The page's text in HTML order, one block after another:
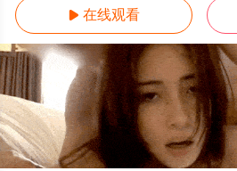
 在线观看